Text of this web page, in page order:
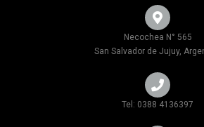
Necochea N° 565
San Salvador de Jujuy,
Tel: 0388 4136397